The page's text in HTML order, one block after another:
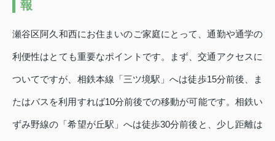
報
瀬谷区阿久和西にお住まいのご家庭にとって、通勤や通学の
利便性はとても重要なポイントです。まず、交通アクセスに
ついてですが、相鉄本線「三ツ境駅」へは徒歩15分前後、ま
たはバスを利用すれば10分前後での移動が可能です。相鉄い
ずみ野線の「希望が丘駅」へは徒歩30分前後と、少し距離は